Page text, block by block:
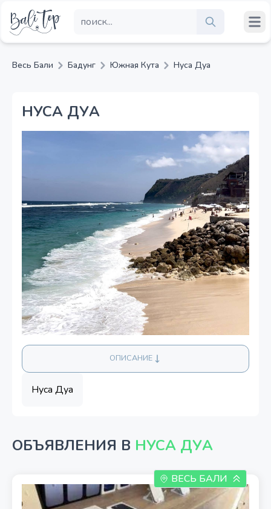
Весь Бали Бадунг Южная Кута Нуса Дуа
НУСА ДУА
ОПИСАНИЕ
Нуса Дуа
ОБЪЯВЛЕНИЯ В НУСА ДУА
ВЕСЬ БАЛИ